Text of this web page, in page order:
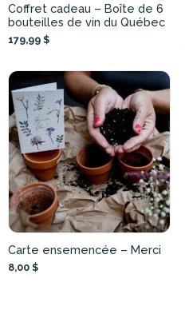
Coffret cadeau – Boîte de 6
bouteilles de vin du Québec
179,99 $
Carte ensemencée – Merci
8,00 $